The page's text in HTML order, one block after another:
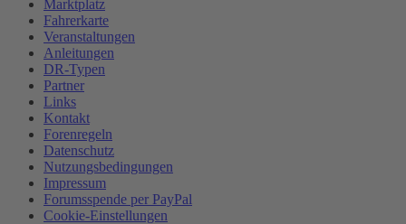
Marktplatz
Fahrerkarte
Veranstaltungen
Anleitungen
DR-Typen
Partner
Links
Kontakt
Forenregeln
Datenschutz
Nutzungsbedingungen
Impressum
Forumsspende per PayPal
Cookie-Einstellungen